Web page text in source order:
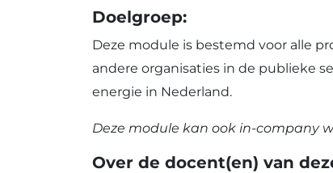
Doelgroep:
Deze module is bestemd voor alle
andere organisaties in de publieke
energie in Nederland.
Deze module kan ook in-company
Over de docent(en) van